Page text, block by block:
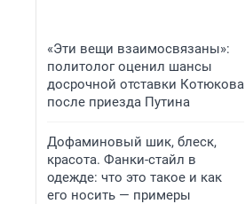
«Эти вещи взаимосвязаны»:
политолог оценил шансы
досрочной отставки Котюкова
после приезда Путина
Дофаминовый шик, блеск,
красота. Фанки-стайл в
одежде: что это такое и как
его носить — примеры